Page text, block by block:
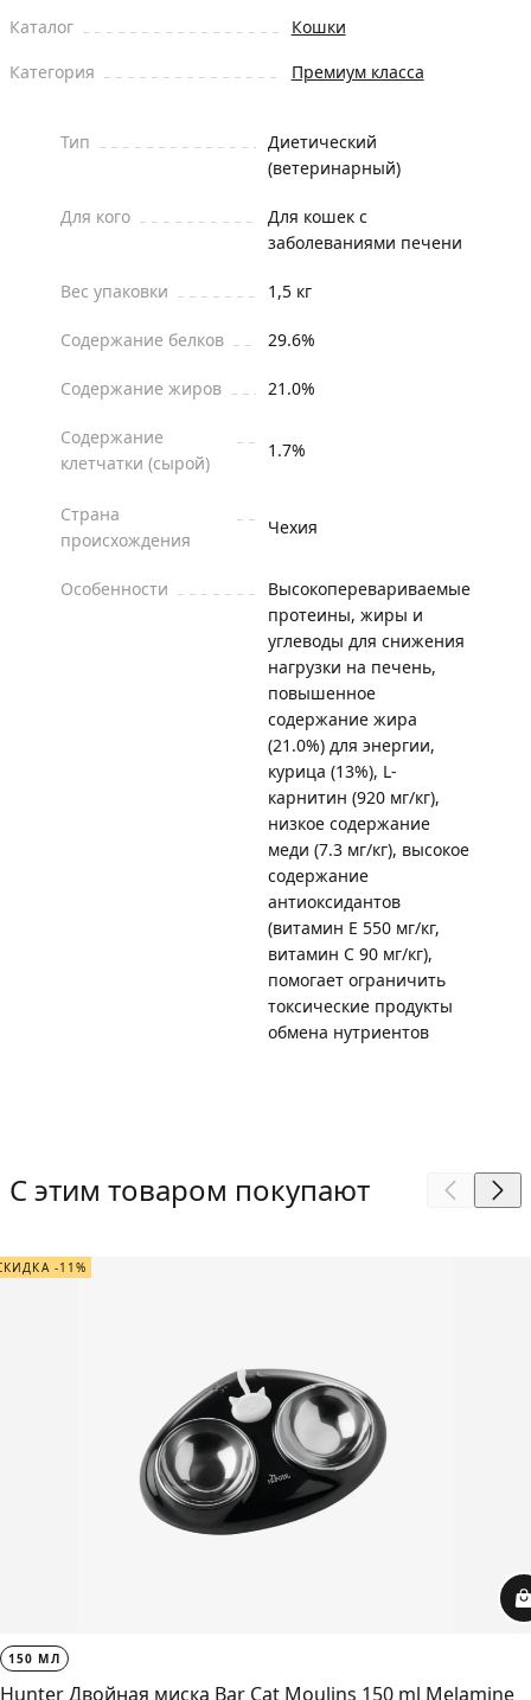
Каталог
Кошки
Категория
Премиум класса
Тип
Диетический
(ветеринарный)
Для кого
Для кошек с
заболеваниями печени
Вес упаковки 1,5 кг
Содержание белков 29.6%
Содержание жиров 21.0%
Содержание
клетчатки (сырой)
1.7%
Страна
происхождения
Чехия
Особенности
Высокоперевариваемые
протеины, жиры и
углеводы для снижения
нагрузки на печень,
повышенное
содержание жира
(21.0%) для энергии,
курица (13%), L-
карнитин (920 мг/кг),
низкое содержание
меди (7.3 мг/кг), высокое
содержание
антиоксидантов
(витамин Е 550 мг/кг,
витамин С 90 мг/кг),
помогает ограничить
токсические продукты
обмена нутриентов
С этим товаром покупают
-11%
150 МЛ
Hunter Двойная миска Bar Cat Moulins 150 ml Melamine